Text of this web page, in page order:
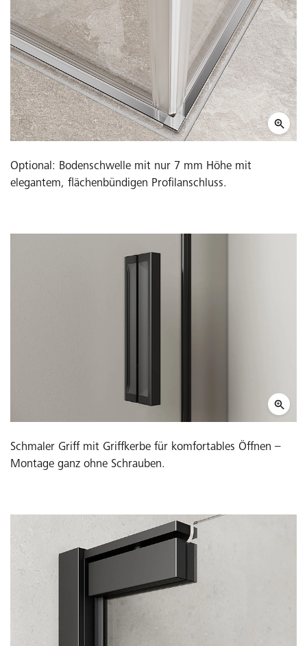
Optional: Bodenschwelle mit nur 7 mm Höhe mit
elegantem, flächenbündigen Profilanschluss.
Schmaler Griff mit Griffkerbe für komfortables Öffnen –
Montage ganz ohne Schrauben.